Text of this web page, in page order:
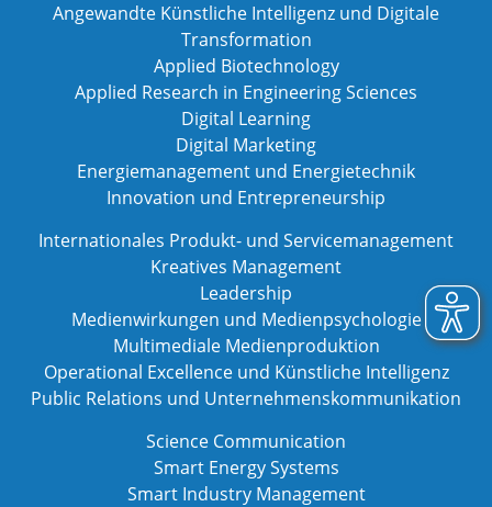
Angewandte Künstliche Intelligenz und Digitale
Transformation
Applied Biotechnology
Applied Research in Engineering Sciences
Digital Learning
Digital Marketing
Energiemanagement und Energietechnik
Innovation und Entrepreneurship
Internationales Produkt- und Servicemanagement
Kreatives Management
Leadership
Medienwirkungen und Medienpsychologie
Multimediale Medienproduktion
Operational Excellence und Künstliche Intelligenz
Public Relations und Unternehmenskommunikation
Science Communication
Smart Energy Systems
Smart Industry Management